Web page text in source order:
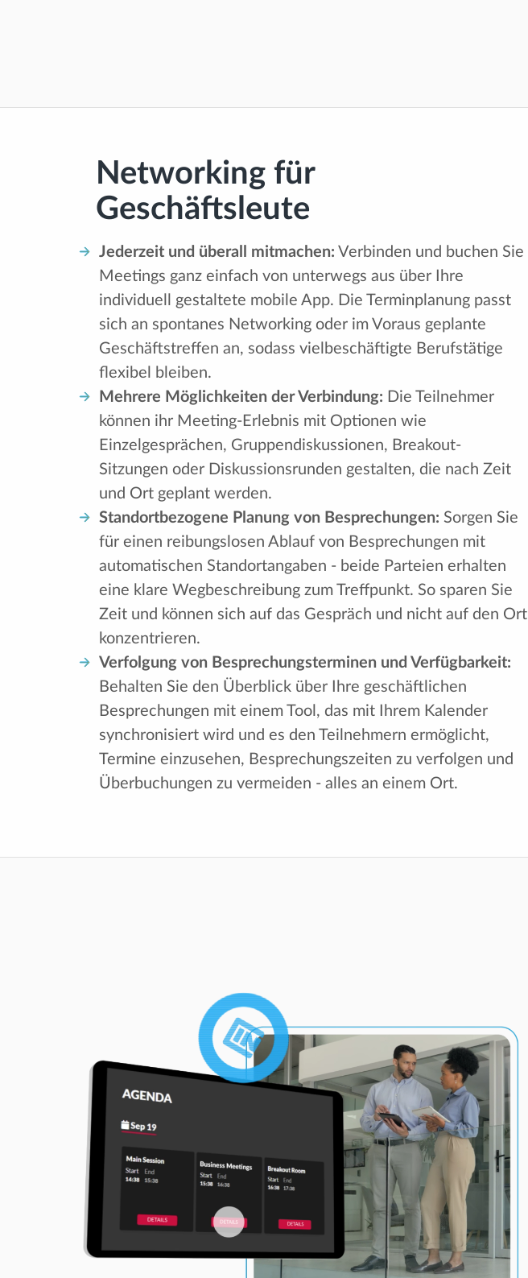
Networking für
Geschäftsleute
Jederzeit und überall mitmachen: Verbinden und buchen Sie
Meetings ganz einfach von unterwegs aus über Ihre
individuell gestaltete mobile App. Die Terminplanung passt
sich an spontanes Networking oder im Voraus geplante
Geschäftstreffen an, sodass vielbeschäftigte Berufstätige
flexibel bleiben.
Mehrere Möglichkeiten der Verbindung: Die Teilnehmer
können ihr Meeting-Erlebnis mit Optionen wie
Einzelgesprächen, Gruppendiskussionen, Breakout-
Sitzungen oder Diskussionsrunden gestalten, die nach Zeit
und Ort geplant werden.
Standortbezogene Planung von Besprechungen: Sorgen Sie
für einen reibungslosen Ablauf von Besprechungen mit
automatischen Standortangaben - beide Parteien erhalten
eine klare Wegbeschreibung zum Treffpunkt. So sparen Sie
Zeit und können sich auf das Gespräch und nicht auf den Ort
konzentrieren.
Verfolgung von Besprechungsterminen und Verfügbarkeit:
Behalten Sie den Überblick über Ihre geschäftlichen
Besprechungen mit einem Tool, das mit Ihrem Kalender
synchronisiert wird und es den Teilnehmern ermöglicht,
Termine einzusehen, Besprechungszeiten zu verfolgen und
Überbuchungen zu vermeiden - alles an einem Ort.